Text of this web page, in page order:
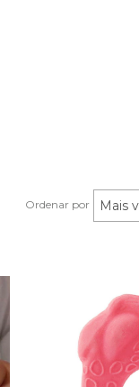
Ordenar por